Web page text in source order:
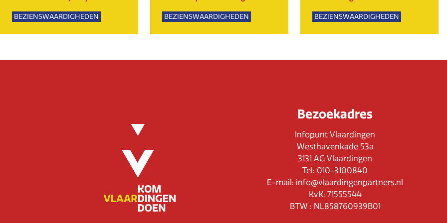
BEZIENSWAARDIGHEDEN
NATUUR
BEZIENSWAARDIGHEDEN
KUNST EN CULTUUR
BEZIENSWAARDIGHEDEN
SPORTIEF
GROEPSUITJES
Bezoekadres
Infopunt Vlaardingen
Westhavenkade 53a
3131 AG Vlaardingen
Tel: 010-3100840
E-mail: info@vlaardingenpartners.nl
KvK: 71555544
BTW : NL858760939B01